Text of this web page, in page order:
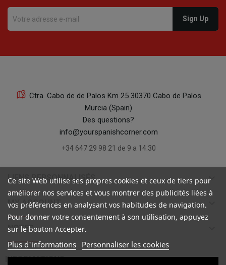
Ctra. Cabo de de Palos Km 25 30370 Cabo de Palos
Murcia (Spain)
Des questions?
info@yourspanishcorner.com
+34 647 29 98 21 de 9 a 14:30
LIENS PERSONNALISÉS keyboard_arrow_down
MY ACCOUNT keyboard_arrow_down
NOTES
INFORMATIONS 
Ce site Web utilise ses propres cookies et ceux de tiers pour
améliorer nos services et vous montrer des publicités liées à
vos préférences en analysant vos habitudes de navigation.
Pour donner votre consentement à son utilisation, appuyez
sur le bouton Accepter.
Plus d'informations Personnaliser les cookies